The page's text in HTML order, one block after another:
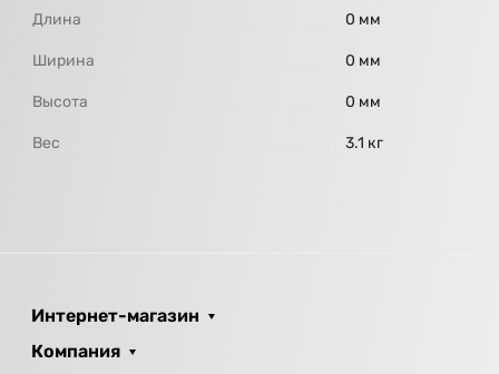
Длина 0 мм
Ширина 0 мм
Высота 0 мм
Вес 3.1 кг
Интернет-магазин
Компания